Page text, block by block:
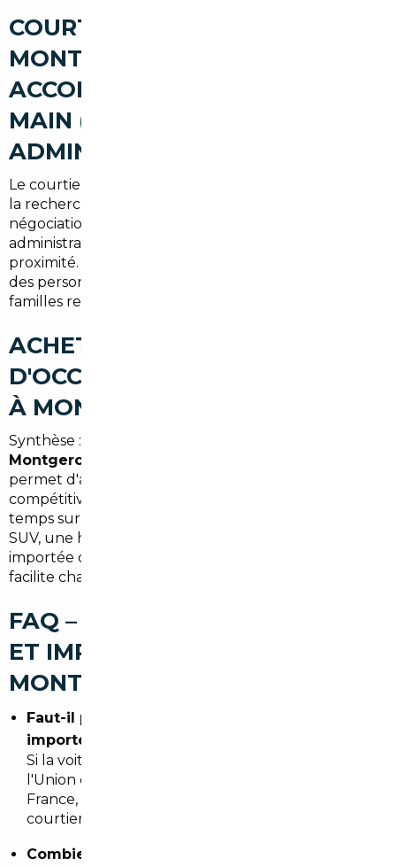
COURTIER AUTOMOBILE
MONTGERON : UN
ACCOMPAGNEMENT CLÉ EN
MAIN (RECHERCHE,
ADMINISTRATIF, LIVRAISON)
Le courtier propose un service complet comprenant
la recherche personnalisée, l'inspection technique, la
négociation, l'organisation du transport et la gestion
administrative jusqu'à la livraison à Montgeron ou à
proximité. Ce service est particulièrement apprécié
des personnes travaillant à Paris, en banlieue ou des
familles recherchant un véhicule fiable rapidement.
ACHETER UNE VOITURE
D'OCCASION AU MEILLEUR PRIX
À MONTGERON (SYNTHÈSE)
Synthèse : recourir à un
Montgeron
permet d'accéder à des offres européennes
compétitives, de sécuriser l'achat et de gagner du
temps sur les démarches. Que vous cherchiez un
SUV, une hybride économique ou une berline
importée d'Allemagne, l'accompagnement local
facilite chaque étape.
FAQ – COURTIER AUTOMOBILE
ET IMPORT DE VOITURE À
MONTGERON
Faut-il payer la TVA pour une voiture
importée?
Si la voiture est vendue par un professionnel dans
l'Union européenne et n'a pas été immatriculée en
France, la TVA peut être due en France. Le
courtier aide à clarifier ce point.
Combien de temps prend l'importation jusqu'à